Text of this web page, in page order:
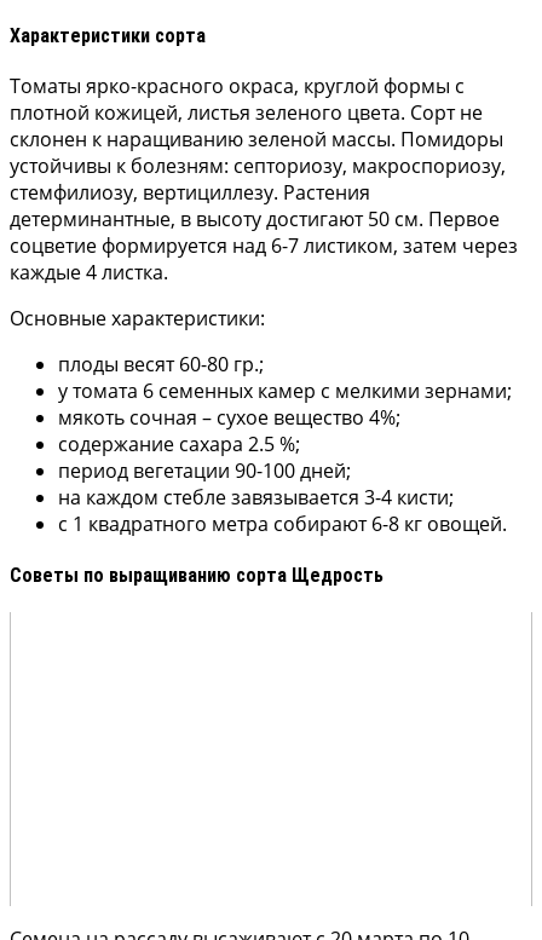
Характеристики сорта
Томаты ярко-красного окраса, круглой формы с
плотной кожицей, листья зеленого цвета. Сорт не
склонен к наращиванию зеленой массы. Помидоры
устойчивы к болезням: септориозу, макроспориозу,
стемфилиозу, вертициллезу. Растения
детерминантные, в высоту достигают 50 см. Первое
соцветие формируется над 6-7 листиком, затем через
каждые 4 листка.
Основные характеристики:
плоды весят 60-80 гр.;
у томата 6 семенных камер с мелкими зернами;
мякоть сочная – сухое вещество 4%;
содержание сахара 2.5 %;
период вегетации 90-100 дней;
на каждом стебле завязывается 3-4 кисти;
с 1 квадратного метра собирают 6-8 кг овощей.
Советы по выращиванию сорта Щедрость